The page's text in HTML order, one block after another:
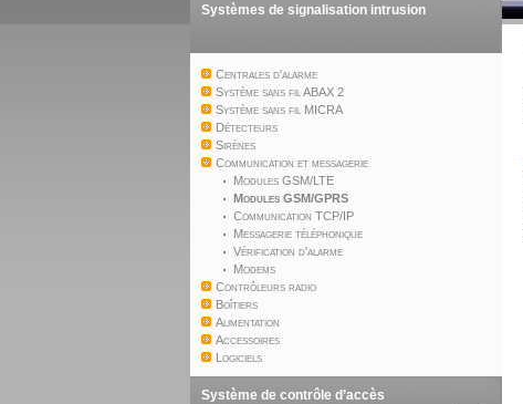
Systèmes de signalisation intrusion
Centrales d'alarme
Système sans fil ABAX 2
Système sans fil MICRA
Détecteurs
Sirènes
Communication et messagerie
Modules GSM/LTE
Modules GSM/GPRS
Communication TCP/IP
Messagerie téléphonique
Vérification d'alarme
Modems
Contrôleurs radio
Boîtiers
Alimentation
Accessoires
Logiciels
Système de contrôle d’accès